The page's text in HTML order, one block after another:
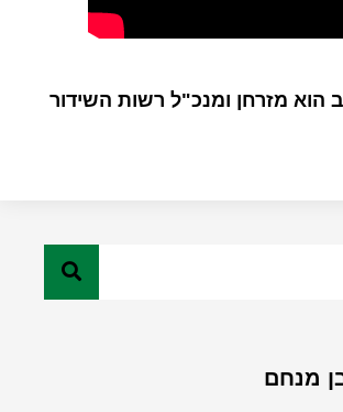
הוא מזרחן ומנכ"ל רשות השידור
בן מנחם